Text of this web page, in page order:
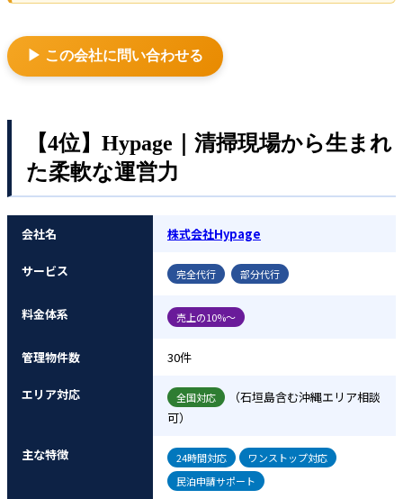
▶ この会社に問い合わせる
【4位】Hypage｜清掃現場から生まれ
た柔軟な運営力
会社名 株式会社Hypage
サービス 完全代行 部分代行
料金体系 売上の10%～
管理物件数 30件
エリア対応 全国対応
（石垣島含む沖縄エリア相談
可）
主な特徴 24時間対応
ワンストップ対応
民泊申請サポート